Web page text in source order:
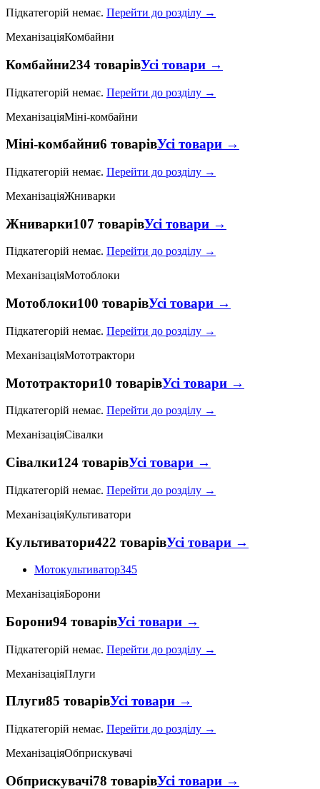
Підкатегорій немає. Перейти до розділу →
МеханізаціяКомбайни
Комбайни234 товарівУсі товари →
Підкатегорій немає. Перейти до розділу →
МеханізаціяМіні-комбайни
Міні-комбайни6 товарівУсі товари →
Підкатегорій немає. Перейти до розділу →
МеханізаціяЖниварки
Жниварки107 товарівУсі товари →
Підкатегорій немає. Перейти до розділу →
МеханізаціяМотоблоки
Мотоблоки100 товарівУсі товари →
Підкатегорій немає. Перейти до розділу →
МеханізаціяМототрактори
Мототрактори10 товарівУсі товари →
Підкатегорій немає. Перейти до розділу →
МеханізаціяСівалки
Сівалки124 товарівУсі товари →
Підкатегорій немає. Перейти до розділу →
МеханізаціяКультиватори
Культиватори422 товарівУсі товари →
Мотокультиватор345
МеханізаціяБорони
Борони94 товарівУсі товари →
Підкатегорій немає. Перейти до розділу →
МеханізаціяПлуги
Плуги85 товарівУсі товари →
Підкатегорій немає. Перейти до розділу →
МеханізаціяОбприскувачі
Обприскувачі78 товарівУсі товари →